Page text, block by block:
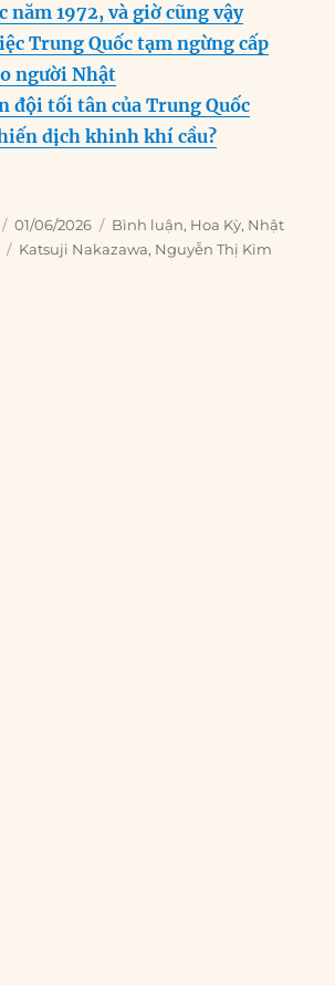
năm 1972, và giờ cũng vậy
Trung Quốc tạm ngừng cấp
người Nhật
đội tối tân của Trung Quốc
dịch khinh khí cầu?
Posted
on
01/06/2026 Categories
Bình luận, Hoa Kỳ, Nhật
Tags
Katsuji Nakazawa, Nguyễn Thị Kim